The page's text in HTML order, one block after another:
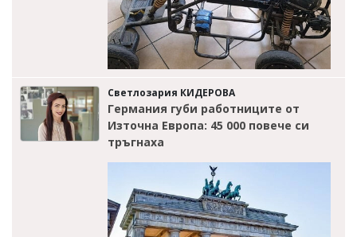
Светлозария КИДЕРОВА
Германия губи работниците от
Източна Европа: 45 000 повече си
тръгнаха